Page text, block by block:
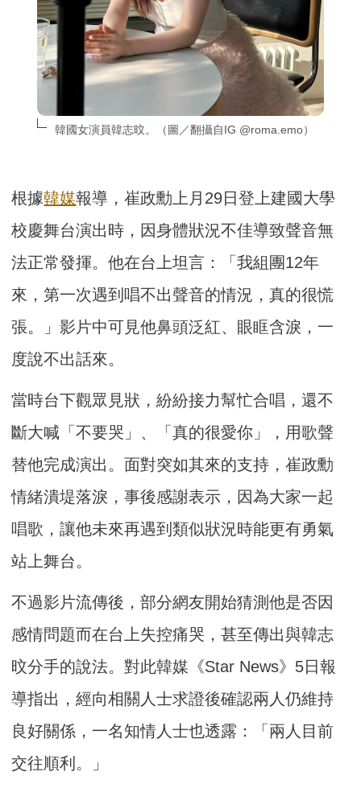
韓國女演員韓志旼。（圖／翻攝自IG @roma.emo）
根據韓媒報導，崔政勳上月29日登上建國大學
校慶舞台演出時，因身體狀況不佳導致聲音無
法正常發揮。他在台上坦言：「我組團12年
來，第一次遇到唱不出聲音的情況，真的很慌
張。」影片中可見他鼻頭泛紅、眼眶含淚，一
度說不出話來。
當時台下觀眾見狀，紛紛接力幫忙合唱，還不
斷大喊「不要哭」、「真的很愛你」，用歌聲
替他完成演出。面對突如其來的支持，崔政勳
情緒潰堤落淚，事後感謝表示，因為大家一起
唱歌，讓他未來再遇到類似狀況時能更有勇氣
站上舞台。
不過影片流傳後，部分網友開始猜測他是否因
感情問題而在台上失控痛哭，甚至傳出與韓志
旼分手的說法。對此韓媒《Star News》5日報
導指出，經向相關人士求證後確認兩人仍維持
良好關係，一名知情人士也透露：「兩人目前
交往順利。」